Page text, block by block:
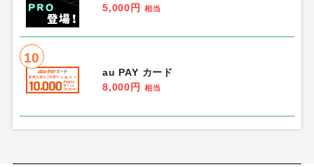
5,000円
相当
10
au PAY カード
8,000円
相当